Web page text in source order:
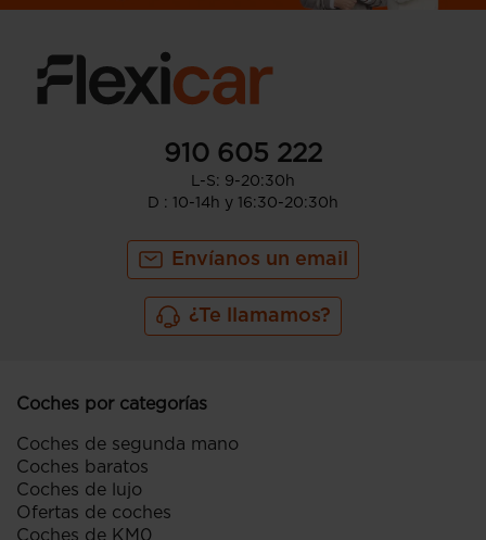
910 605 222
L-S: 9-20:30h
D : 10-14h y 16:30-20:30h
Envíanos un email
¿Te llamamos?
Coches por categorías
Coches de segunda mano
Coches baratos
Coches de lujo
Ofertas de coches
Coches de KM0